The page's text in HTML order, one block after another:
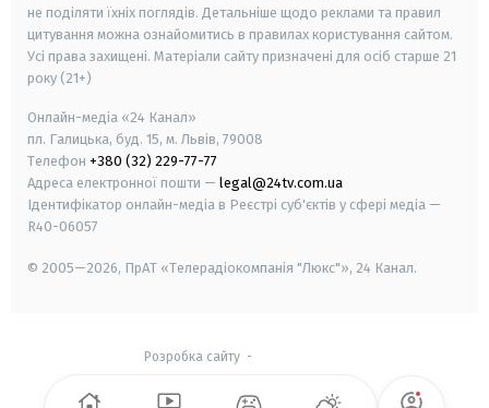
не поділяти їхніх поглядів. Детальніше щодо реклами та правил
цитування можна ознайомитись в правилах користування сайтом.
Усі права захищені. Матеріали сайту призначені для осіб старше 21
року (21+)
Онлайн-медіа «24 Канал»
пл. Галицька, буд. 15, м. Львів, 79008
Телефон +380 (32) 229-77-77
Адреса електронної пошти — legal@24tv.com.ua
Ідентифікатор онлайн-медіа в Реєстрі суб'єктів у сфері медіа —
R40-06057
© 2005—2026, ПрАТ «Телерадіокомпанія "Люкс"», 24 Канал.
Розробка сайту-